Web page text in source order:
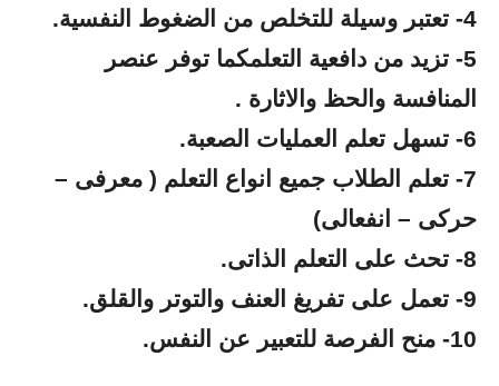
4- تعتبر وسيلة للتخلص من الضغوط النفسية.
5- تزيد من دافعية التعلمكما توفر عنصر
المنافسة والحظ والاثارة .
6- تسهل تعلم العمليات الصعبة.
7- تعلم الطلاب جميع انواع التعلم ( معرفى –
حركى – انفعالى)
8- تحث على التعلم الذاتى.
9- تعمل على تفريغ العنف والتوتر والقلق.
10- منح الفرصة للتعبير عن النفس.